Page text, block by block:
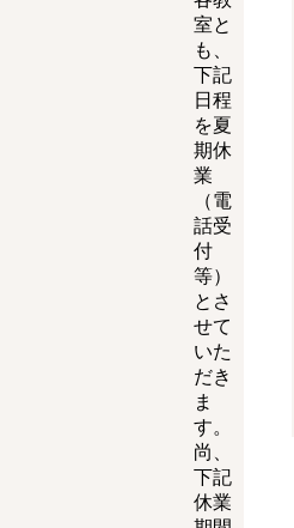
室と
も、
下記
日程
を夏
期休
業
（電
話受
付
等）
とさ
せて
いた
だき
ま
す。
尚、
下記
休業